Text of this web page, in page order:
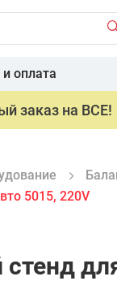
оплата
заказ на ВСЕ!
5015, 220V